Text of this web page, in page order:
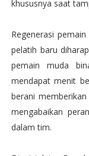
khususnya saat
Regenerasi
pelatih baru
pemain muda
mendapat menit
berani
mengabaikan
dalam tim.